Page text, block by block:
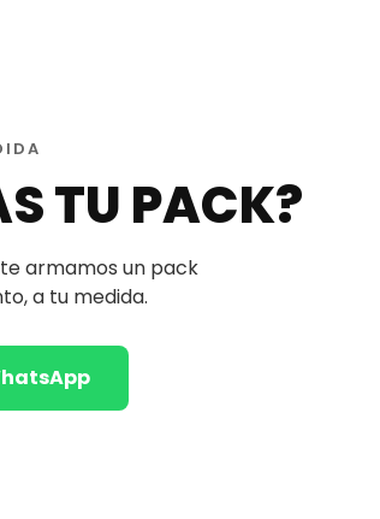
TU PACK?
armamos un pack
a tu medida.